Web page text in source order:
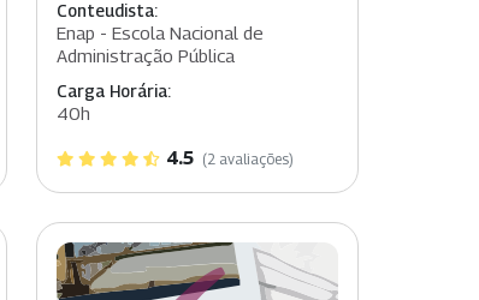
Conteudista:
Enap - Escola Nacional de
Administração Pública
Carga Horária:
40h
4.5 (2 avaliações)